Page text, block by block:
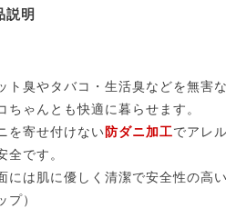
RUG
説明
ト臭やタバコ・生活臭などを無害
ちゃんとも快適に暮らせます。
を寄せ付けない防ダニ加工でアレ
全です。
には肌に優しく清潔で安全性の高
プ）